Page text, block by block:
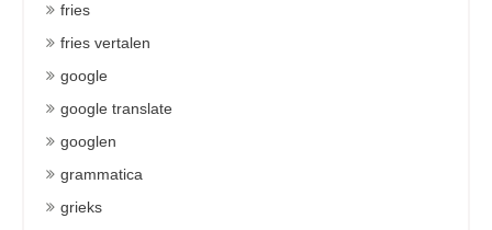
fries
fries vertalen
google
google translate
googlen
grammatica
grieks